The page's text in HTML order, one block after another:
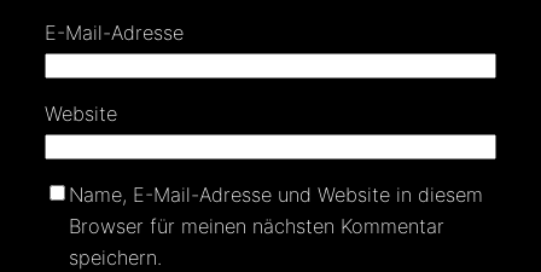
E-Mail-Adresse
Website
Name, E-Mail-Adresse und Website in diesem
Browser für meinen nächsten Kommentar
speichern.